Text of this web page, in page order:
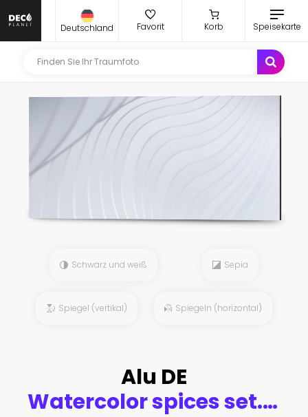
Deutschland Favorit Korb Speisekarte
Schwarz und weiß Sepia
Spiegel (vertikal) Spiegeln (horizontal)
Alu DE
Watercolor spices set. All types of spices as cinnamon, anise, nutmeg, vanilla and more. Brown art.